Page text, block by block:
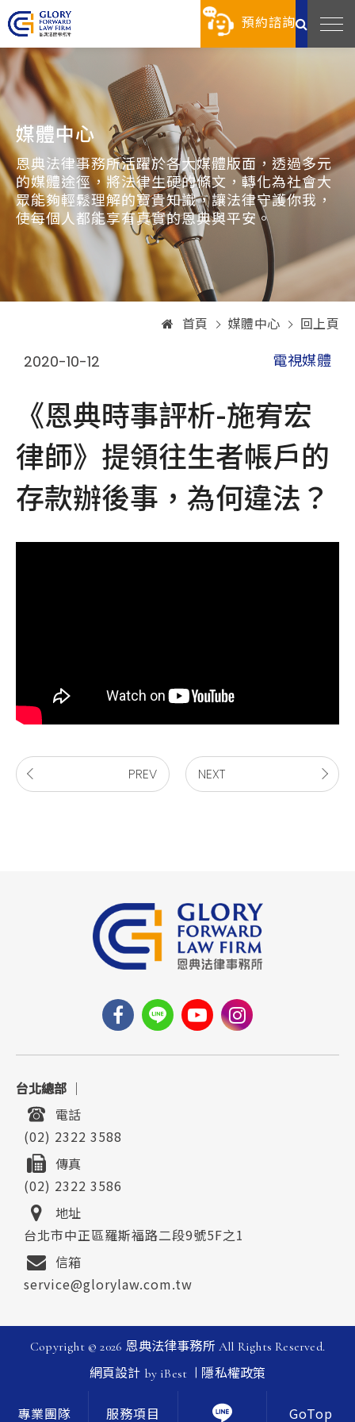
預約諮詢
媒體中心
恩典法律事務所活躍於各大媒體版面，透過多元
的媒體途徑，將法律生硬的條文，轉化為社會大
眾能夠輕鬆理解的寶貴知識，讓法律守護你我，
使每個人都能享有真實的恩典與平安。
首頁 媒體中心 回上頁
2020-10-12 電視媒體
《恩典時事評析-施宥宏
律師》提領往生者帳戶的
存款辦後事，為何違法？
PREV NEXT
台北總部 ｜
地址
台北市中正區羅斯福路二段9號5F之1
電話
(02) 2322 3588
傳真
(02) 2322 3586
信箱
service@glorylaw.com.tw
Copyright © 2026 恩典法律事務所 All Rights Reserved.
網頁設計 by iBest | 隱私權政策
專業團隊 服務項目 GoTop